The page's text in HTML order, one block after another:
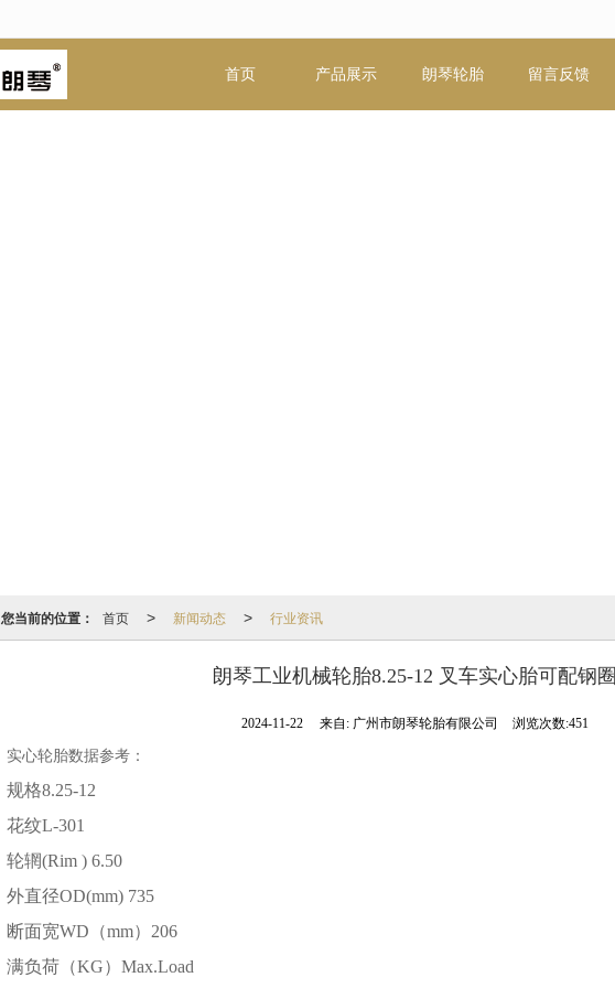
首页 产品展示 朗琴轮胎 留言反馈
您当前的位置： 首页 > 新闻动态 > 行业资讯
朗琴工业机械轮胎8.25-12 叉车实心胎可配钢圈
2024-11-22 来自: 广州市朗琴轮胎有限公司 浏览次数:451
实心轮胎数据参考：
规格8.25-12
花纹L-301
轮辋(Rim ) 6.50
外直径OD(mm) 735
断面宽WD （mm） 206
满负荷（KG） Max.Load